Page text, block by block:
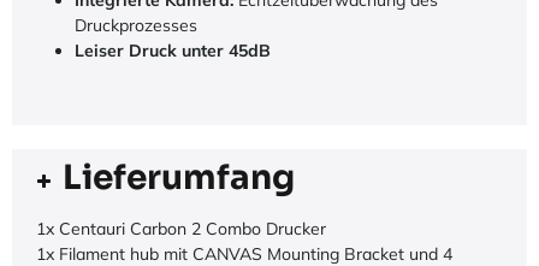
Druckprozesses
Leiser Druck unter 45dB
Lieferumfang
1x Centauri Carbon 2 Combo Drucker
1x Filament hub mit CANVAS Mounting Bracket und 4